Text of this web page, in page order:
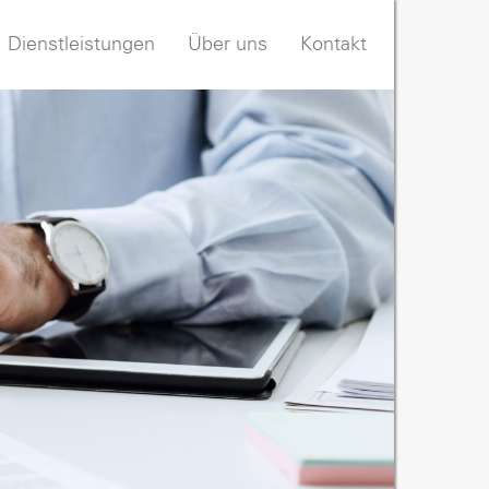
Dienstleistungen Über uns Kontakt